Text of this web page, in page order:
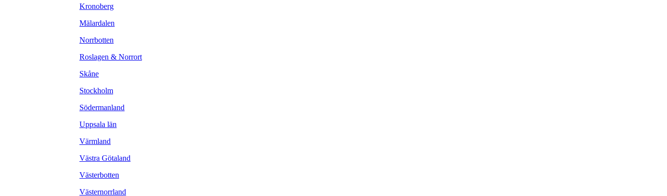
Kronoberg
Mälardalen
Norrbotten
Roslagen & Norrort
Skåne
Stockholm
Södermanland
Uppsala län
Värmland
Västra Götaland
Västerbotten
Västernorrland